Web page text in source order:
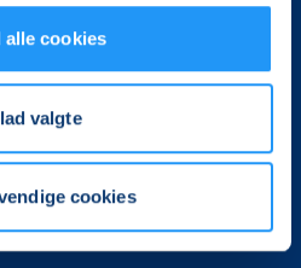
alle cookies
valgte
cookies
til den 11. august
kl. 10-12 og kl. 13-14